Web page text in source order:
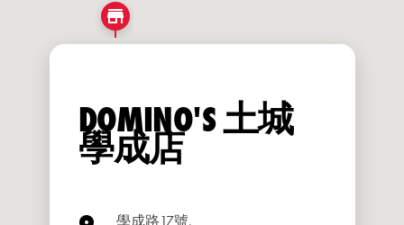
DOMINO'S 土城
學成店
學成路17號,